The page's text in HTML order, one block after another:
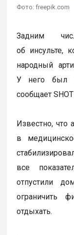
Фото: freepik.com
Задним
об инсульте,
народный
У него был
сообщает
Известно, что
в
все
отпустили
ограничить
отдыхать.